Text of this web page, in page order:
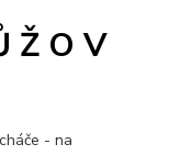
Ž O V
- na